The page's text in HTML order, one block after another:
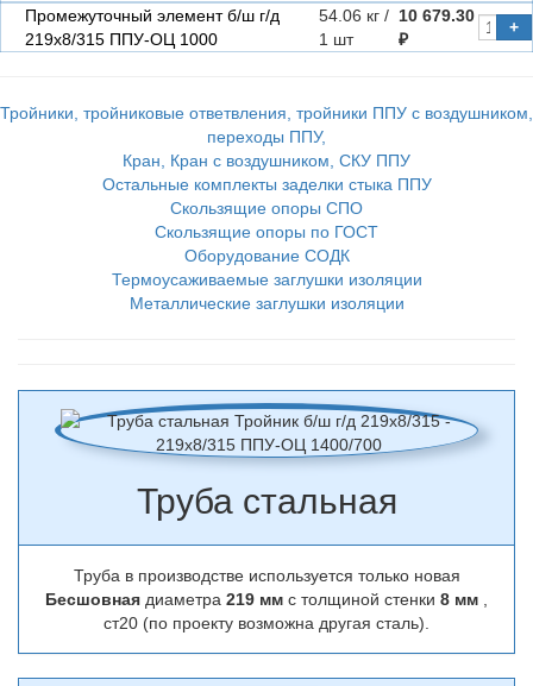
Промежуточный элемент б/ш г/д
219х8/315 ППУ-ОЦ 1000
54.06 кг /
1 шт
10 679.30
₽
+
Тройники, тройниковые ответвления, тройники ППУ с воздушником,
переходы ППУ,
Кран, Кран с воздушником, СКУ ППУ
Остальные комплекты заделки стыка ППУ
Скользящие опоры СПО
Скользящие опоры по ГОСТ
Оборудование СОДК
Термоусаживаемые заглушки изоляции
Металлические заглушки изоляции
Труба стальная
Труба в производстве используется только новая
Бесшовная диаметра 219 мм с толщиной стенки 8 мм
ст20 (по проекту возможна другая сталь).